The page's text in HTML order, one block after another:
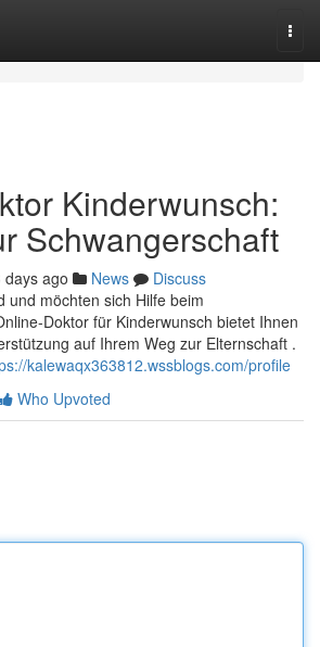
Kinderwunsch:
Schwangerschaft
days ago News
Discuss
und möchten sich Hilfe beim
Doktor für Kinderwunsch bietet Ihnen
auf Ihrem Weg zur Elternschaft .
kalewaqx363812.wssblogs.com/profile
Who Upvoted